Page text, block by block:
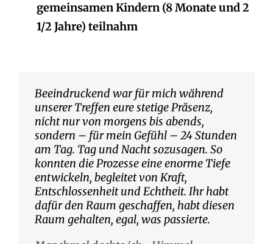
gemeinsamen Kindern (8 Monate und 2
1/2 Jahre) teilnahm
Beeindruckend war für mich während
unserer Treffen eure stetige Präsenz,
nicht nur von morgens bis abends,
sondern – für mein Gefühl – 24 Stunden
am Tag. Tag und Nacht sozusagen. So
konnten die Prozesse eine enorme Tiefe
entwickeln, begleitet von Kraft,
Entschlossenheit und Echtheit. Ihr habt
dafür den Raum geschaffen, habt diesen
Raum gehalten, egal, was passierte.